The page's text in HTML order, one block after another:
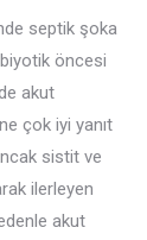
septik şoka
öncesi
akut
çok iyi yanıt
sistit ve
ilerleyen
akut